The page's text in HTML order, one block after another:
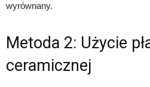
wyrównany.
Metoda 2: Użycie
ceramicznej